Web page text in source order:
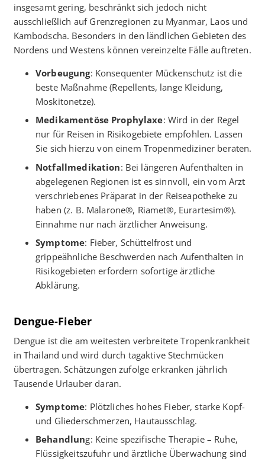
insgesamt gering, beschränkt sich jedoch nicht
ausschließlich auf Grenzregionen zu Myanmar, Laos und
Kambodscha. Besonders in den ländlichen Gebieten des
Nordens und Westens können vereinzelte Fälle auftreten.
Vorbeugung: Konsequenter Mückenschutz ist die
beste Maßnahme (Repellents, lange Kleidung,
Moskitonetze).
Medikamentöse Prophylaxe: Wird in der Regel
nur für Reisen in Risikogebiete empfohlen. Lassen
Sie sich hierzu von einem Tropenmediziner beraten.
Notfallmedikation: Bei längeren Aufenthalten in
abgelegenen Regionen ist es sinnvoll, ein vom Arzt
verschriebenes Präparat in der Reiseapotheke zu
haben (z. B. Malarone®, Riamet®, Eurartesim®).
Einnahme nur nach ärztlicher Anweisung.
Symptome: Fieber, Schüttelfrost und
grippeähnliche Beschwerden nach Aufenthalten in
Risikogebieten erfordern sofortige ärztliche
Abklärung.
Dengue-Fieber
Dengue ist die am weitesten verbreitete Tropenkrankheit
in Thailand und wird durch tagaktive Stechmücken
übertragen. Schätzungen zufolge erkranken jährlich
Tausende Urlauber daran.
Symptome: Plötzliches hohes Fieber, starke Kopf-
und Gliederschmerzen, Hautausschlag.
Behandlung: Keine spezifische Therapie – Ruhe,
Flüssigkeitszufuhr und ärztliche Überwachung sind